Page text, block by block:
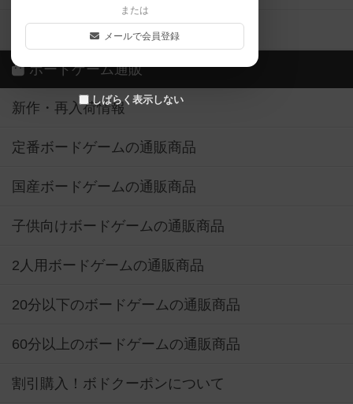
または
メールで会員登録
しばらく表示しない
ボドゲーマご利用案内
ボードゲーム通販
新作・再入荷情報
定番ボードゲームの通販商品
国産ボードゲームの通販商品
子供向けボードゲームの通販商品
2人用ボードゲームの通販商品
20分以下のボードゲームの通販商品
60分以上のボードゲームの通販商品
割引購入！ボドクーポンについて